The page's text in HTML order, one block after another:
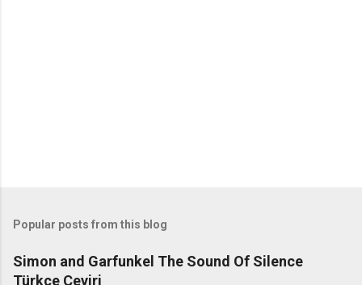
Popular posts from this blog
Simon and Garfunkel The Sound Of Silence
Türkçe Çeviri